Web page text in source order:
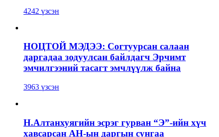
4242 үзсэн
НОЦТОЙ МЭДЭЭ: Согтуурсан салаан
даргадаа зодуулсан байлдагч Эрчимт
эмчилгээний тасагт эмчлүүлж байна
3963 үзсэн
Н.Алтанхуягийн эсрэг гурван “Э”-ийн хүч
хавсарсан АН-ын даргын сунгаа